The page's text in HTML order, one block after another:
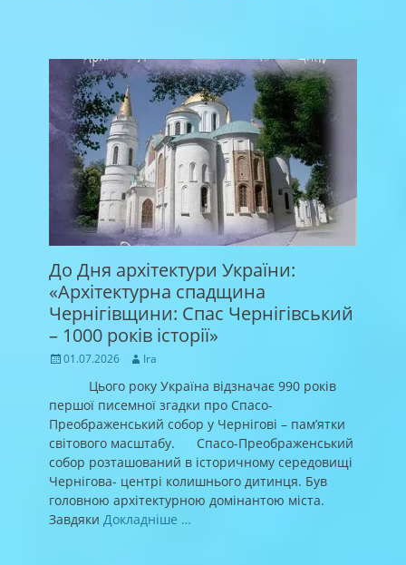
До Дня архітектури України:
«Архітектурна спадщина
Чернігівщини: Спас Чернігівський
– 1000 років історії»
Posted
01.07.2026 Author
Ira
Цього року Україна відзначає 990 років
першої писемної згадки про Спасо-
Преображенський собор у Чернігові – пам’ятки
світового масштабу. Спасо-Преображенський
собор розташований в історичному середовищі
Чернігова- центрі колишнього дитинця. Був
головною архітектурною домінантою міста.
Завдяки Докладніше …